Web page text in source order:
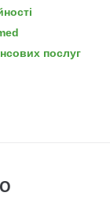
послуг